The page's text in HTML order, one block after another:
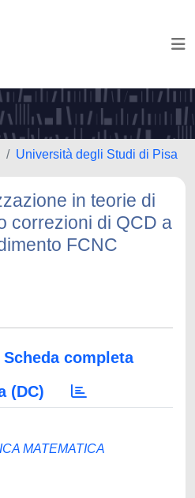
Università degli Studi di Pisa
in teorie di
correzioni di QCD a
FCNC
Scheda completa
(DC)
MATEMATICA